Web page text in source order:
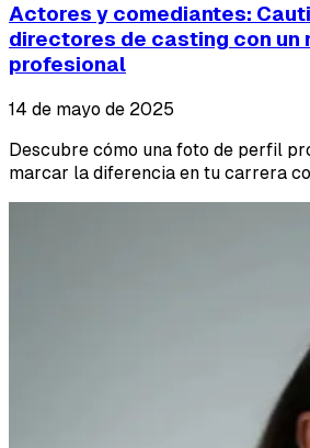
Actores y comediantes:
directores de casting con un
profesional
14 de mayo de 2025
Descubre cómo una foto de perfil
marcar la diferencia en tu carrera